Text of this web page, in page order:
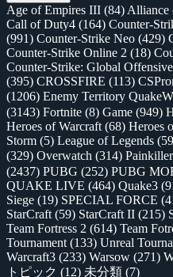
Age of Empires III (84) Alliance
Call of Duty4 (164) Counter-
(991) Counter-Strike Neo (429)
Counter-Strike Online 2 (18)
Counter-Strike: Global Offensive
(395) CROSSFIRE (113)
(1206) Enemy Territory
(3143) Fortnite (8) Game (949)
Heroes of Warcraft (68) Heroes
Storm (5) League of Legends
(329) Overwatch (314) Painkiller
(2437) PUBG (252) PUBG
QUAKE LIVE (464) Quake3
Siege (19) SPECIAL FORCE
StarCraft (59) StarCraft II (215)
Team Fortress 2 (614) Team
Tournament (133) Unreal
Warcraft3 (233) Warsow (271)
トピック (12) 未分類 (7)